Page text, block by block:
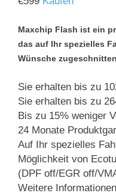
Maxchip Flash ist ein
das auf Ihr spezielles
Wünsche
Sie erhalten bis zu
Sie erhalten bis zu
Bis zu 15% weniger
24 Monate
Auf Ihr spezielles
Möglichkeit von
(DPF off/EGR off/
Weitere Informationen